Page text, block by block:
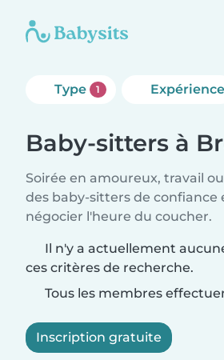
Type 1 Expérience
Baby-sitters à
Soirée en amoureux, travail
des baby-sitters de
négocier l'heure du coucher.
Il n'y a actuellement
ces critères de recherche.
Tous les membres
Inscription gratuite